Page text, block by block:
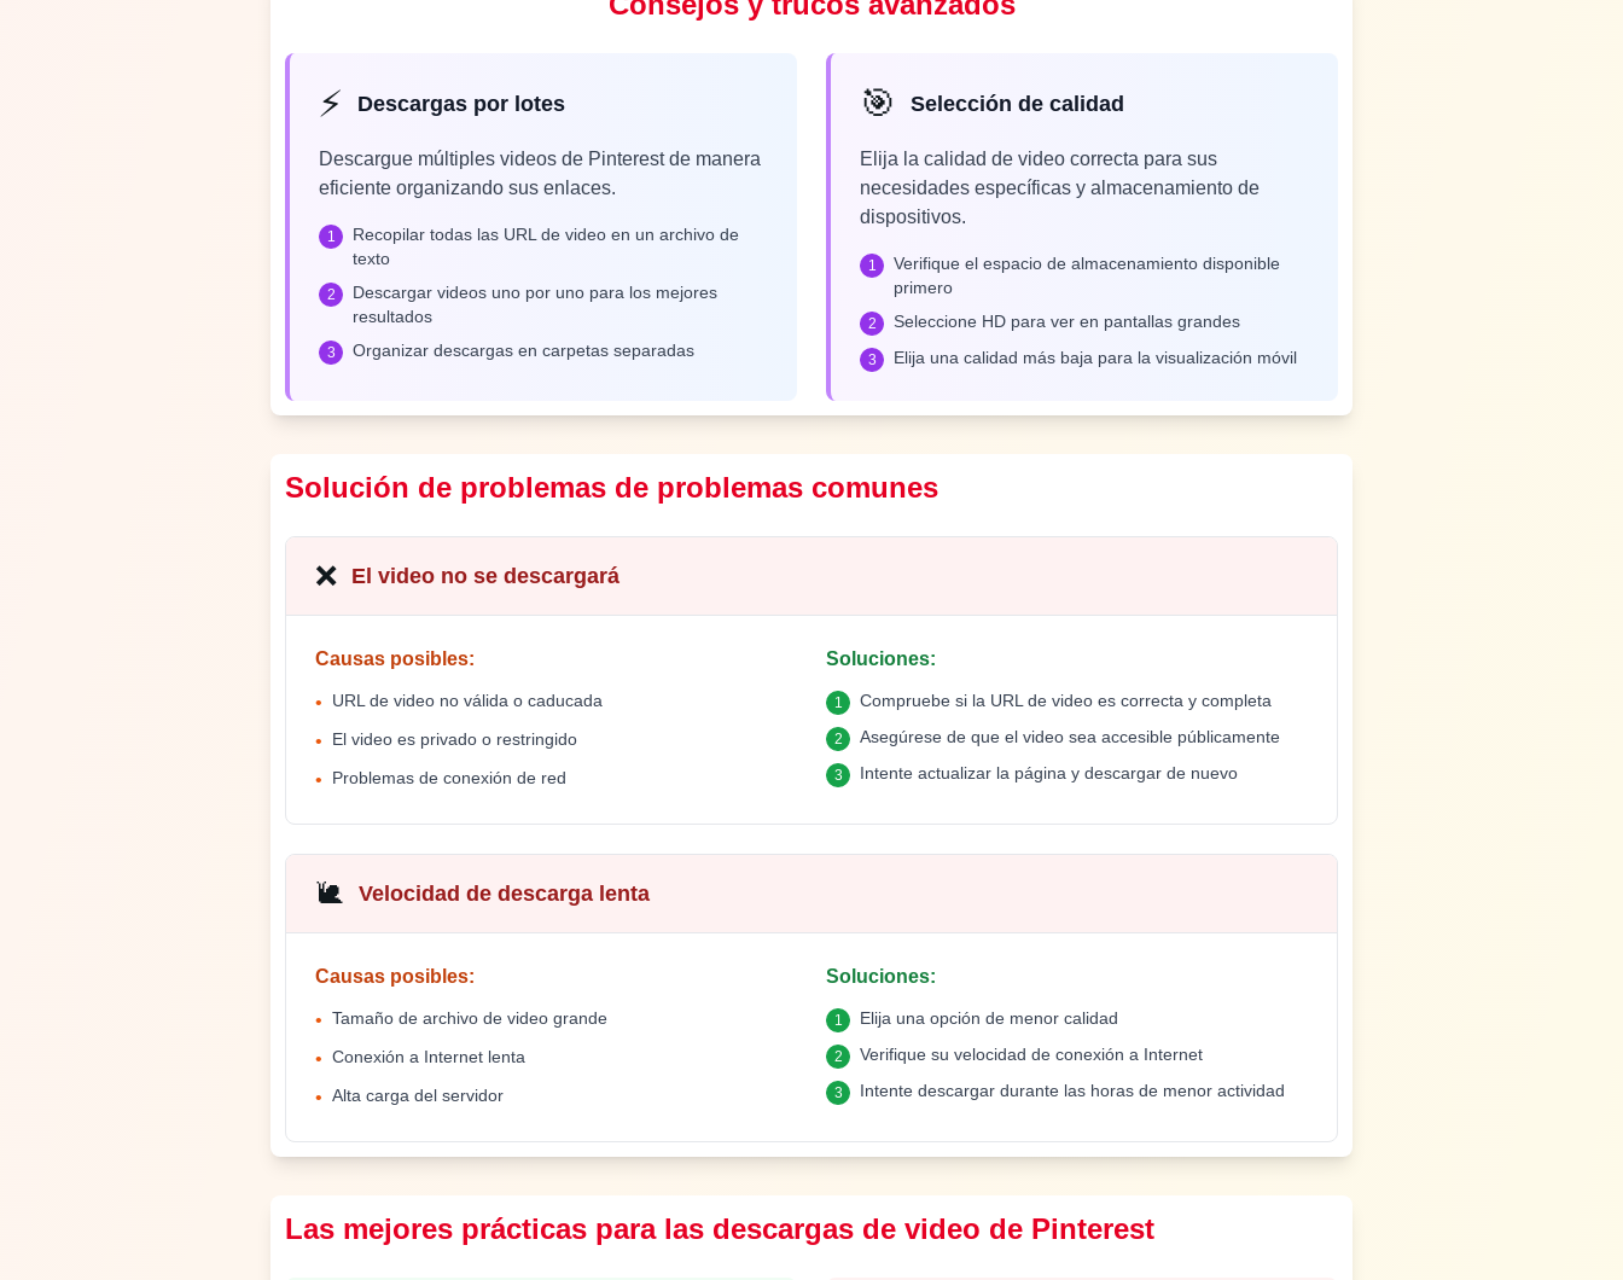
⚡ Descargas por lotes
Descargue múltiples videos de Pinterest de manera
eficiente organizando sus enlaces.
1
Recopilar todas las URL de video en un archivo de
texto
2
Descargar videos uno por uno para los mejores
resultados
3 Organizar descargas en carpetas separadas
🎯 Selección de calidad
Elija la calidad de video correcta para sus
necesidades específicas y almacenamiento de
dispositivos.
1
Verifique el espacio de almacenamiento disponible
primero
2 Seleccione HD para ver en pantallas grandes
3 Elija una calidad más baja para la visualización móvil
Solución de problemas de problemas comunes
❌ El video no se descargará
Causas posibles:
• URL de video no válida o caducada
• El video es privado o restringido
• Problemas de conexión de red
Soluciones:
1 Compruebe si la URL de video es correcta y completa
2 Asegúrese de que el video sea accesible públicamente
3 Intente actualizar la página y descargar de nuevo
🐌 Velocidad de descarga lenta
Causas posibles:
• Tamaño de archivo de video grande
• Conexión a Internet lenta
• Alta carga del servidor
Soluciones:
1 Elija una opción de menor calidad
2 Verifique su velocidad de conexión a Internet
3 Intente descargar durante las horas de menor actividad
Las mejores prácticas para las descargas de video de Pinterest